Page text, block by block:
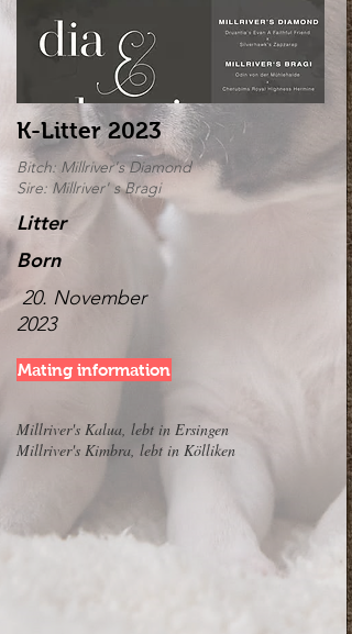
K-Litter 2023
Bitch: Millriver's Diamond
Sire: Millriver' s Bragi
Litter
Born
20. November
2023
Mating information
Millriver's Kalua, lebt in Ersingen
Millriver's Kimbra, lebt in Kölliken